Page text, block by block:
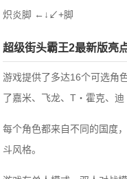
炽炎脚 ←↓↙+脚
超级街头霸王2最新版亮
游戏提供了多达16个可选角
了嘉米、飞龙、T・霍克、迪
每个角色都来自不同的国度
斗风格。